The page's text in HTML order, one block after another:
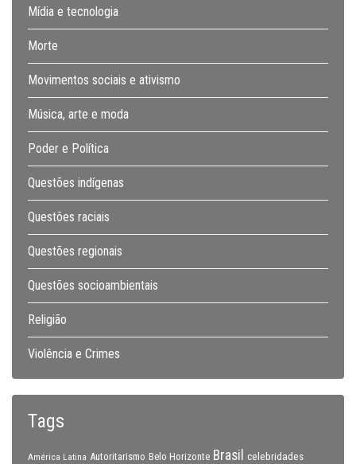
Mídia e tecnologia
Morte
Movimentos sociais e ativismo
Música, arte e moda
Poder e Política
Questões indígenas
Questões raciais
Questões regionais
Questões socioambientais
Religião
Violência e Crimes
Tags
América Latina Autoritarismo Belo Horizonte Brasil celebridades